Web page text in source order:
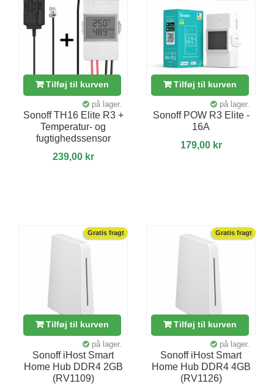
Tilføj til kurven
på lager.
Sonoff TH16 Elite R3 +
Temperatur- og
fugtighedssensor
239,00 kr
Tilføj til kurven
på lager.
Sonoff POW R3 Elite -
16A
179,00 kr
Gratis fragt
Tilføj til kurven
på lager.
Sonoff iHost Smart
Home Hub DDR4 2GB
(RV1109)
Gratis fragt
Tilføj til kurven
på lager.
Sonoff iHost Smart
Home Hub DDR4 4GB
(RV1126)